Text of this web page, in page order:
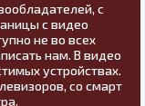
с
с видео
не во всех
нам. В видео
устройствах.
со смарт